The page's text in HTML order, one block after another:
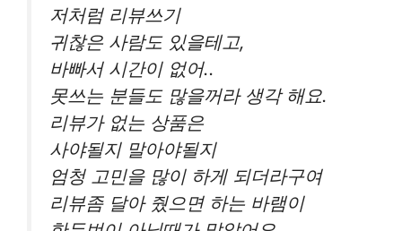
저처럼 리뷰쓰기
귀찮은 사람도 있을테고,
바빠서 시간이 없어..
못쓰는 분들도 많을꺼라 생각 해요.
리뷰가 없는 상품은
사야될지 말아야될지
엄청 고민을 많이 하게 되더라구여
리뷰좀 달아 줬으면 하는 바램이